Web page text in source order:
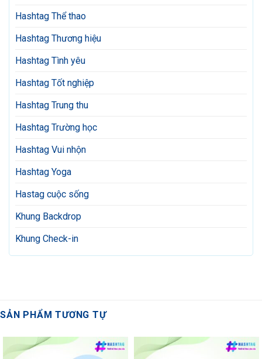
Hashtag Thể thao
Hashtag Thương hiệu
Hashtag Tình yêu
Hashtag Tốt nghiệp
Hashtag Trung thu
Hashtag Trường học
Hashtag Vui nhộn
Hashtag Yoga
Hastag cuộc sống
Khung Backdrop
Khung Check-in
SẢN PHẨM TƯƠNG TỰ